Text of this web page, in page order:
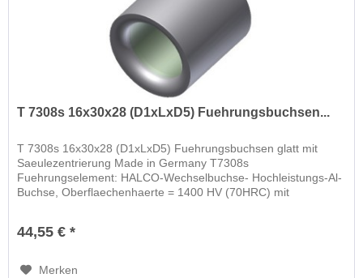
T 7308s 16x30x28 (D1xLxD5) Fuehrungsbuchsen...
T 7308s 16x30x28 (D1xLxD5) Fuehrungsbuchsen glatt mit
Saeulezentrierung Made in Germany T7308s
Fuehrungselement: HALCO-Wechselbuchse- Hochleistungs-Al-
Buchse, Oberflaechenhaerte = 1400 HV (70HRC) mit
44,55 € *
Merken